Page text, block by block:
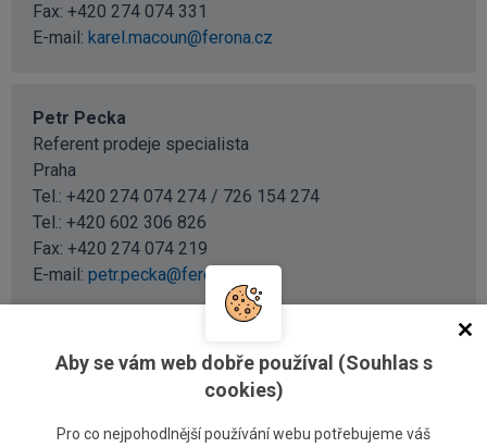
Fax: +420 274 074 331
E-mail: karel.macoun@ferona.cz
Petr Pecka
Referent prodeje specialista
Praha
Tel.: +420 274 074 274 / 726 154 274
Tel.: +420 602 306 826
Fax: +420 274 074 219
E-mail: petr.pecka@ferona.cz
Severní Čechy
Aby se vám web dobře používal (Souhlas s
cookies)
Pro co nejpohodlnější používání webu potřebujeme váš